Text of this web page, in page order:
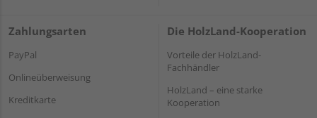
Zahlungsarten
PayPal
Onlineüberweisung
Kreditkarte
Die HolzLand-Kooperation
Vorteile der HolzLand-
Fachhändler
HolzLand – eine starke
Kooperation